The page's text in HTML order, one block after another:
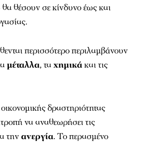
θα θέσουν σε κίνδυνο έως και
περισσότερο περιλαμβάνουν
μέταλλα, ταχημικάκαι τις
δραστηριότητας
να αναθεωρήσει τις
τηνανεργία. Το περασμένο